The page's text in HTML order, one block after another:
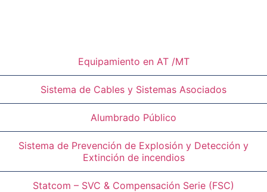
Equipamiento en AT /MT
Sistema de Cables y Sistemas Asociados
Alumbrado Público
Sistema de Prevención de Explosión y Detección y
Extinción de incendios
Statcom – SVC & Compensación Serie (FSC)